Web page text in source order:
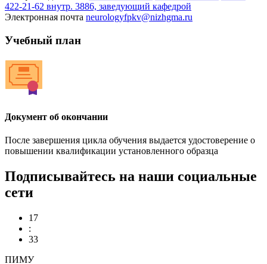
422-21-62 внутр. 3886, заведующий кафедрой
Электронная почта neurologyfpkv@nizhgma.ru
Учебный план
Документ об окончании
После завершения цикла обучения выдается удостоверение о
повышении квалификации установленного образца
Подписывайтесь на наши социальные
сети
17
:
33
ПИМУ